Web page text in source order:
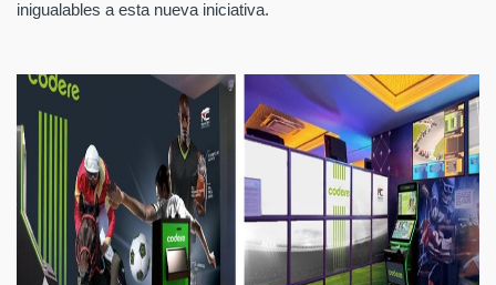
inigualables a esta nueva iniciativa.